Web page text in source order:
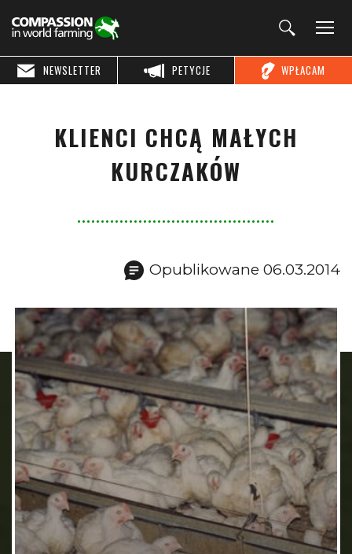
WPŁACAM
PETYCJE
NEWSLETTER
KLIENCI CHCĄ MAŁYCH
KURCZAKÓW
Opublikowane 06.03.2014